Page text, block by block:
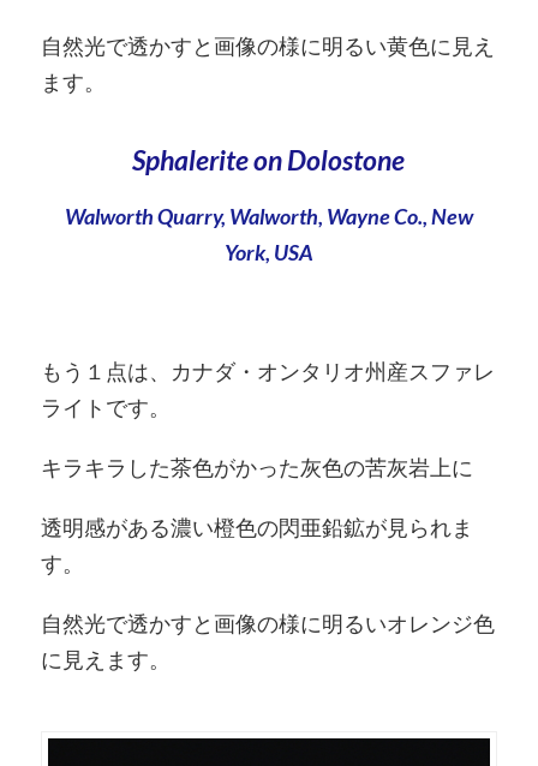
自然光で透かすと画像の様に明るい黄色に見え
ます。
Sphalerite on Dolostone
Walworth Quarry, Walworth, Wayne Co., New
York, USA
もう１点は、カナダ・オンタリオ州産スファレ
ライトです。
キラキラした茶色がかった灰色の苦灰岩上に
透明感がある濃い橙色の閃亜鉛鉱が見られま
す。
自然光で透かすと画像の様に明るいオレンジ色
に見えます。